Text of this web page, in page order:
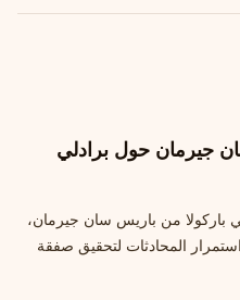
جيرمان حول برادلي
باركولا من باريس سان جيرمان،
المحادثات لتحقيق صفقة